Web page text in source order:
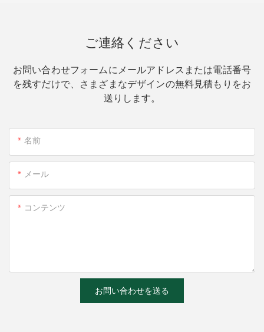
ご連絡ください
お問い合わせフォームにメールアドレスまたは電話番号
を残すだけで、さまざまなデザインの無料見積もりをお
送りします。
名前
メール
コンテンツ
お問い合わせを送る